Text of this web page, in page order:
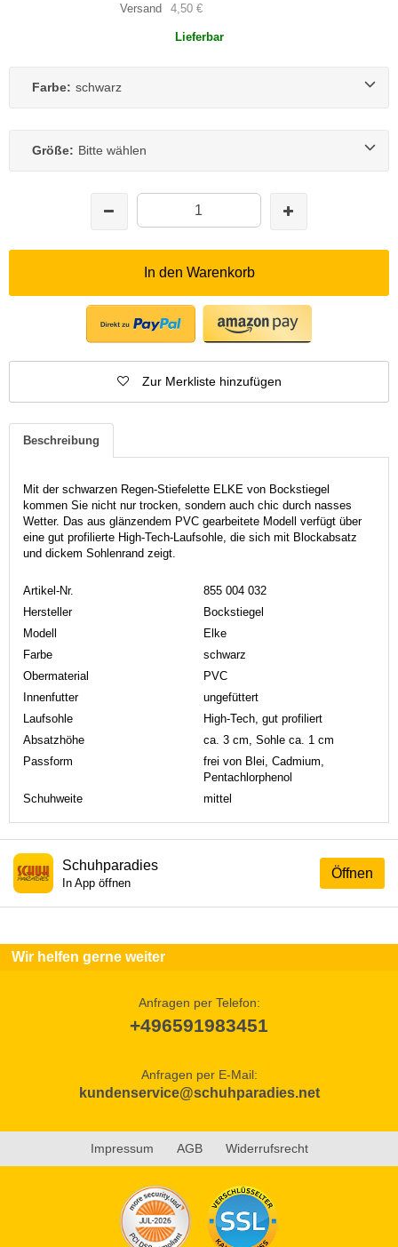
Versand 4,50 €
Lieferbar
Farbe: schwarz
Größe: Bitte wählen
In den Warenkorb
Zur Merkliste hinzufügen
Beschreibung
Mit der schwarzen Regen-Stiefelette ELKE von Bockstiegel
kommen Sie nicht nur trocken, sondern auch chic durch nasses
Wetter. Das aus glänzendem PVC gearbeitete Modell verfügt über
eine gut profilierte High-Tech-Laufsohle, die sich mit Blockabsatz
und dickem Sohlenrand zeigt.
Artikel-Nr.
855 004 032
Hersteller
Bockstiegel
Modell
Elke
Farbe
schwarz
Obermaterial
PVC
Innenfutter
ungefüttert
Laufsohle
High-Tech, gut profiliert
Absatzhöhe
ca. 3 cm, Sohle ca. 1 cm
Passform
frei von Blei, Cadmium,
Pentachlorphenol
Schuhweite
mittel
Öffnen
Schuhparadies
In App öffnen
Wir helfen gerne weiter
Anfragen per Telefon:
+496591983451
Anfragen per E-Mail:
kundenservice@schuhparadies.net
Impressum AGB Widerrufsrecht